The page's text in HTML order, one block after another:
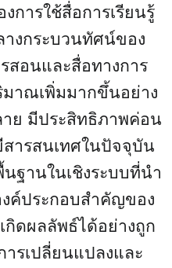
การใช้สื่อการเรียนรู้
างกระบวนทัศน์ของ
สอนและสื่อทางการ
มาณเพิ่มมากขึ้นอย่าง
าย มีประสิทธิภาพค่อน
สารสนเทศในปัจจุบัน
ฐานในเชิงระบบที่นำ
ค์ประกอบสำคัญของ
กิดผลลัพธ์ได้อย่างถูก
ารเปลี่ยนแปลงและ